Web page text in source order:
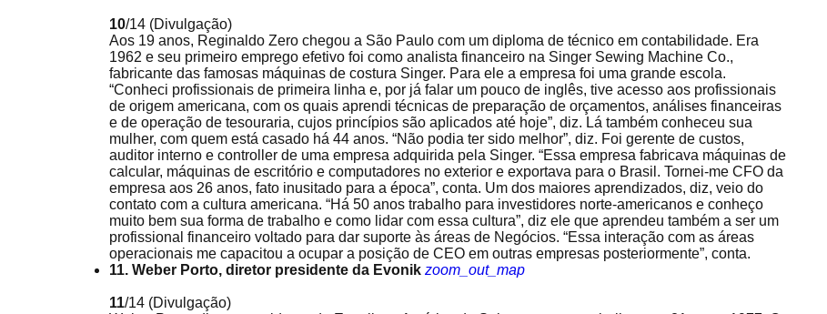
10/14 (Divulgação)
Aos 19 anos, Reginaldo Zero chegou a São Paulo com um diploma de técnico em contabilidade. Era
1962 e seu primeiro emprego efetivo foi como analista financeiro na Singer Sewing Machine Co.,
fabricante das famosas máquinas de costura Singer. Para ele a empresa foi uma grande escola.
“Conheci profissionais de primeira linha e, por já falar um pouco de inglês, tive acesso aos profissionais
de origem americana, com os quais aprendi técnicas de preparação de orçamentos, análises financeiras
e de operação de tesouraria, cujos princípios são aplicados até hoje”, diz. Lá também conheceu sua
mulher, com quem está casado há 44 anos. “Não podia ter sido melhor”, diz. Foi gerente de custos,
auditor interno e controller de uma empresa adquirida pela Singer. “Essa empresa fabricava máquinas de
calcular, máquinas de escritório e computadores no exterior e exportava para o Brasil. Tornei-me CFO da
empresa aos 26 anos, fato inusitado para a época”, conta. Um dos maiores aprendizados, diz, veio do
contato com a cultura americana. “Há 50 anos trabalho para investidores norte-americanos e conheço
muito bem sua forma de trabalho e como lidar com essa cultura”, diz ele que aprendeu também a ser um
profissional financeiro voltado para dar suporte às áreas de Negócios. “Essa interação com as áreas
operacionais me capacitou a ocupar a posição de CEO em outras empresas posteriormente”, conta.
11. Weber Porto, diretor presidente da Evonik zoom_out_map
11/14 (Divulgação)